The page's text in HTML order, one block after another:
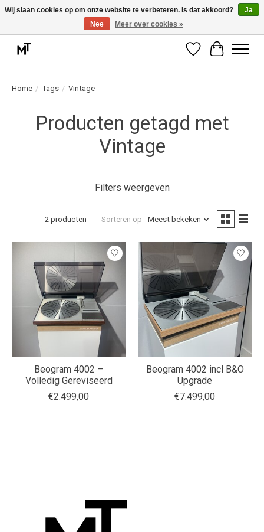
Deskundige installatie of montage nodig? Vraag ons naar de mogelijkheden.
Verlanglijst
Home / Tags / Vintage
Producten getagd met
Vintage
Filters weergeven
2 producten Sorteren op Meest bekeken
Beogram 4002 –
Volledig Gereviseerd
€2.499,00
Beogram 4002 incl B&O
Upgrade
€7.499,00
Wij slaan cookies op om onze website te verbeteren. Is dat akkoord?
Ja
Nee
Meer over cookies »